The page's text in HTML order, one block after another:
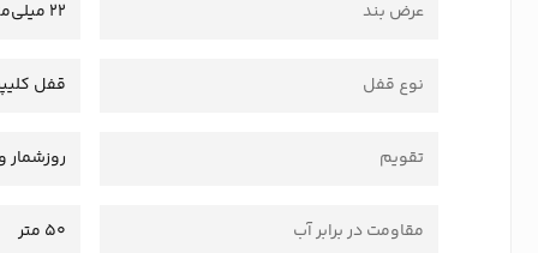
عرض بند 22 میلی‌متر
نوع قفل قفل
تقویم
مقاومت در برابر آب 50 متر